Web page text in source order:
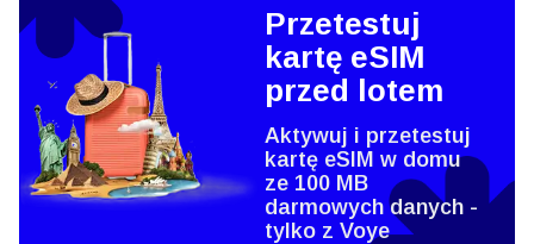
Przetestuj
kartę eSIM
przed lotem
Aktywuj i przetestuj
kartę eSIM w domu
ze 100 MB
darmowych danych -
tylko z Voye